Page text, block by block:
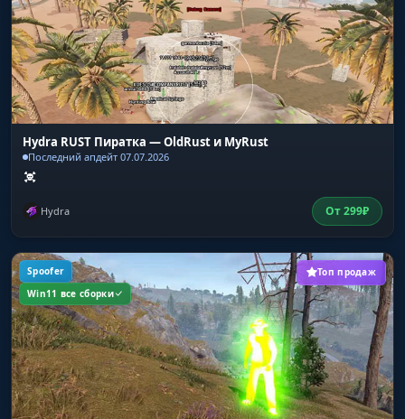
английский)
Hydra RUST Пиратка — OldRust и MyRust
Последний апдейт 07.07.2026
Hydra От299₽
Spoofer
Win11 все сборки
Топ продаж